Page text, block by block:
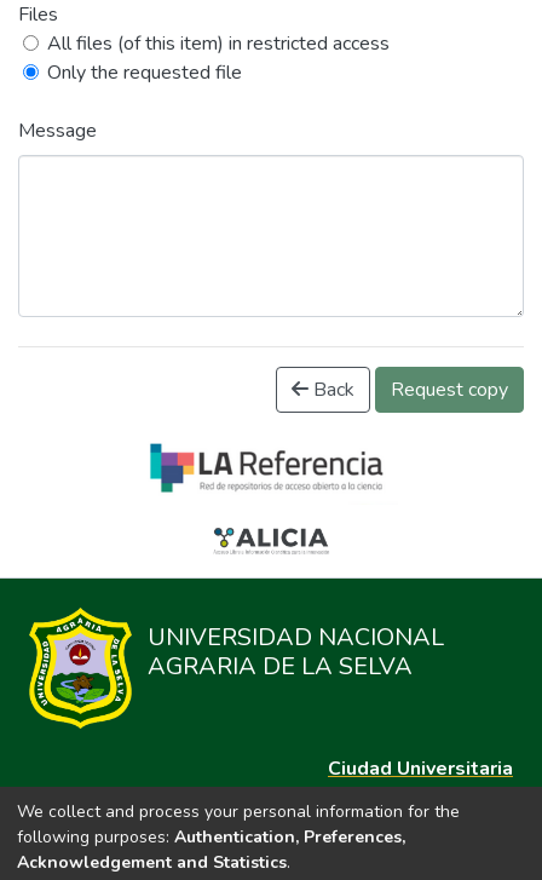
Files
All files (of this item) in restricted access
Only the requested file
Message
Back Request copy
UNIVERSIDAD NACIONAL
AGRARIA DE LA SELVA
Ciudad Universitaria
Carretera Central km. 1.21 Tingo María, Huánuco
Datos del contacto
We collect and process your personal information for the
following purposes: Authentication, Preferences,
Acknowledgement and Statistics.